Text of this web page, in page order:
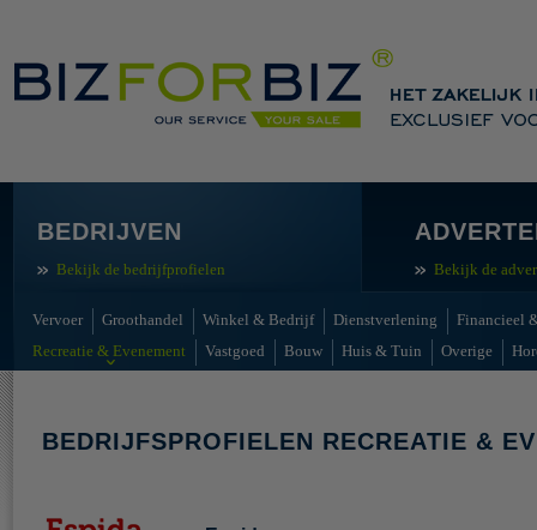
BEDRIJVEN
Bekijk de bedrijfprofielen Bekijk de
Vervoer Groothandel Winkel & Bedrijf Dienstverlening
Financieel
Recreatie & Evenement
Vastgoed Bouw Huis & Tuin Overige
BEDRIJFSPROFIELEN RECREATIE &